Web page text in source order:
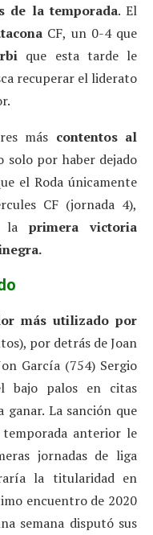
de la temporada. El
CF, un 0-4 que
que esta tarde le
recuperar el liderato
más contentos al
solo por haber dejado
el Roda únicamente
CF (jornada 4),
la primera victoria
más utilizado por
por detrás de Joan
García (754) Sergio
bajo palos en citas
La sanción que
anterior le
jornadas de liga
la titularidad en
encuentro de 2020
semana disputó sus